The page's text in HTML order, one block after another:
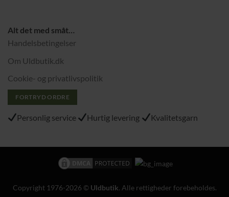
Alt det med småt…
Handelsbetingelser
Om Uldbutik.dk
Cookie- og privatlivspolitik
FORTRYD ORDRE
Personlig service Hurtig levering Kvalitetsgarn
Copyright 1976-2026 © Uldbutik. Alle rettigheder forebeholdes.